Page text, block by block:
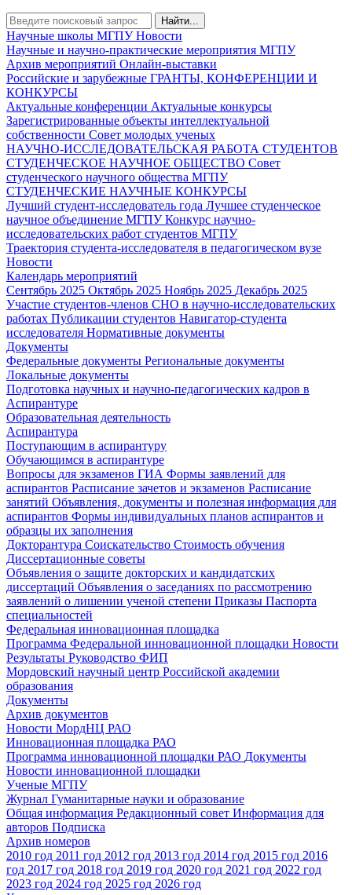
Найти...
Научные школы МГПУНовости
Научные и научно-практические мероприятия МГПУ
Архив мероприятий Онлайн-выставки
Российские и зарубежные ГРАНТЫ, КОНФЕРЕНЦИИ И
КОНКУРСЫ
Актуальные конференции Актуальные конкурсы
Зарегистрированные объекты интеллектуальной
собственности Совет молодых ученых
НАУЧНО-ИССЛЕДОВАТЕЛЬСКАЯ РАБОТА СТУДЕНТОВ
СТУДЕНЧЕСКОЕ НАУЧНОЕ ОБЩЕСТВО Совет
студенческого научного общества МГПУ
СТУДЕНЧЕСКИЕ НАУЧНЫЕ КОНКУРСЫ
Лучший студент-исследователь года Лучшее студенческое
научное объединение МГПУКонкурс научно-
исследовательских работ студентов МГПУ
Траектория студента-исследователя в педагогическом вузе
Новости
Календарь мероприятий
Сентябрь 2025 Октябрь 2025 Ноябрь 2025 Декабрь 2025
Участие студентов-членов СНО в научно-исследовательских
работах Публикации студентов Навигатор-студента
исследователя Нормативные документы
Документы
Федеральные документы Региональные документы
Локальные документы
Подготовка научных и научно-педагогических кадров в
Аспирантуре
Образовательная деятельность
Аспирантура
Поступающим в аспирантуру
Обучающимся в аспирантуре
Вопросы для экзаменов ГИА Формы заявлений для
аспирантов Расписание зачетов и экзаменов Расписание
занятий Объявления, документы и полезная информация для
аспирантов Формы индивидуальных планов аспирантов и
образцы их заполнения
Докторантура Соискательство Стоимость обучения
Диссертационные советы
Объявления о защите докторских и кандидатских
диссертаций Объявления о заседаниях по рассмотрению
заявлений о лишении ученой степени Приказы Паспорта
специальностей
Федеральная инновационная площадка
Программа Федеральной инновационной площадки Новости
Результаты Руководство ФИП
Мордовский научный центр Российской академии
образования
Документы
Архив документов
Новости МордНЦ РАО
Инновационная площадка РАО
Программа инновационной площадки РАО Документы
Новости инновационной площадки
Ученые МГПУ
Журнал Гуманитарные науки и образование
Общая информация Редакционный совет Информация для
авторов Подписка
Архив номеров
2010 год 2011 год 2012 год 2013 год 2014 год 2015 год 2016
год 2017 год 2018 год 2019 год 2020 год 2021 год 2022 год
2023 год 2024 год 2025 год 2026 год